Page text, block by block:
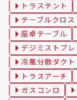
トラステント
テーブルクロス
座卓テーブル
デジミストプレ
冷風分散ダクト
トラスアーチ
ガスコンロ